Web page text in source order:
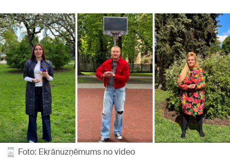
Foto: Ekrānuzņēmums no video